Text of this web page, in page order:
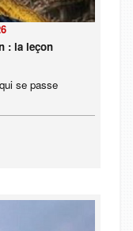
: la leçon
se passe